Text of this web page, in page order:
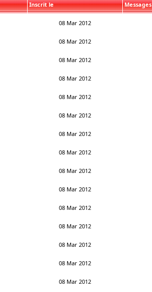
Inscrit le Messages
08 Mar 2012
08 Mar 2012
08 Mar 2012
08 Mar 2012
08 Mar 2012
08 Mar 2012
08 Mar 2012
08 Mar 2012
08 Mar 2012
08 Mar 2012
08 Mar 2012
08 Mar 2012
08 Mar 2012
08 Mar 2012
08 Mar 2012